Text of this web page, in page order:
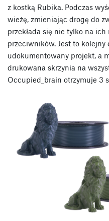
z kostką Rubika. Podczas
wieżę, zmieniając drogę do
przekłada się nie tylko na
przeciwników. Jest to kolejny
udokumentowany projekt, a
drukowana skrzynia na
Occupied_brain otrzymuje 3